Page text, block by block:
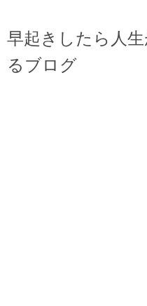
早起きしたら人
るブログ